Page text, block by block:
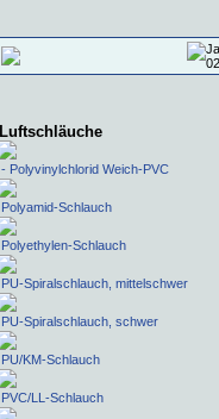
Luftschläuche
- Polyvinylchlorid Weich-PVC
Polyamid-Schlauch
Polyethylen-Schlauch
PU-Spiralschlauch, mittelschwer
PU-Spiralschlauch, schwer
PU/KM-Schlauch
PVC/LL-Schlauch